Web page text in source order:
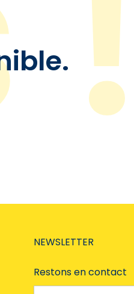
NEWSLETTER
Restons en contact